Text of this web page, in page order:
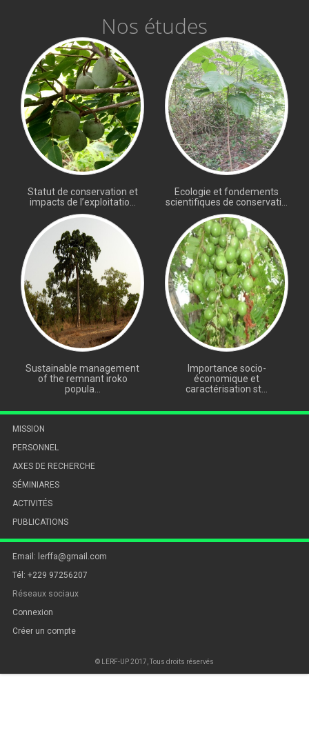
Nos études
Statut de conservation et
impacts de l’exploitatio...
Ecologie et fondements
scientifiques de conservati...
Sustainable management
of the remnant iroko
popula...
Importance socio-
économique et
caractérisation st...
MISSION
PERSONNEL
AXES DE RECHERCHE
SÉMINIARES
ACTIVITÉS
PUBLICATIONS
Email: lerffa@gmail.com
Tél: +229 97256207
Réseaux sociaux
Connexion
Créer un compte
© LERF-UP 2017, Tous droits réservés